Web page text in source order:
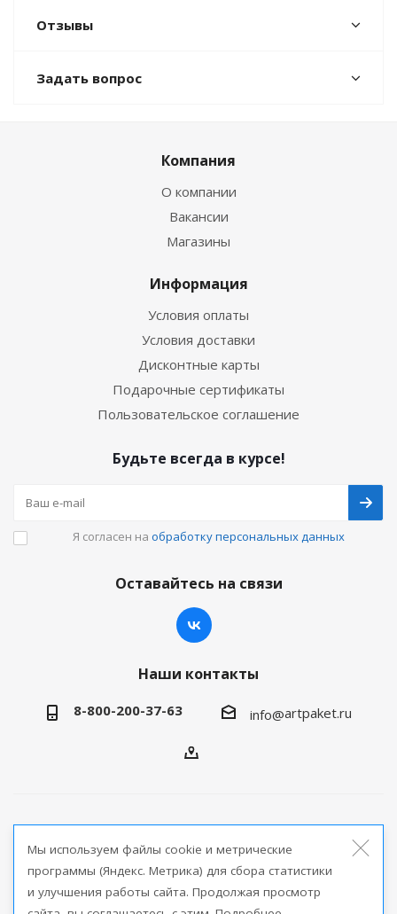
Отзывы
Задать вопрос
Компания
О компании
Вакансии
Магазины
Информация
Условия оплаты
Условия доставки
Дисконтные карты
Подарочные сертификаты
Пользовательское соглашение
Будьте всегда в курсе!
Я согласен на обработку персональных данных
Оставайтесь на связи
Наши контакты
8-800-200-37-63 info@artpaket.ru
продукции
Версия для печати
Мы используем файлы cookie и метрические
программы (Яндекс. Метрика) для сбора статистики
и улучшения работы сайта. Продолжая просмотр